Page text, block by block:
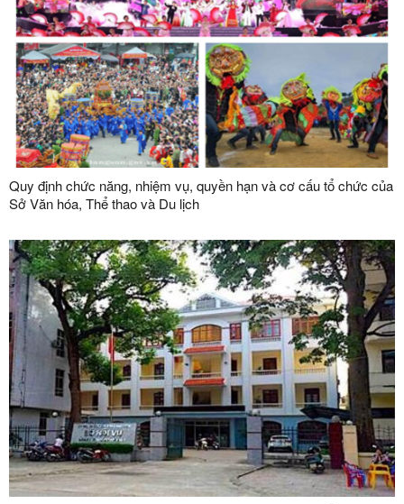
Quy định chức năng, nhiệm vụ, quyền hạn và cơ cấu tổ chức của
Sở Văn hóa, Thể thao và Du lịch